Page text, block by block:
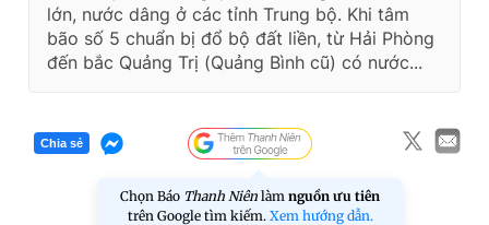
lớn, nước dâng ở các tỉnh Trung bộ. Khi tâm
bão số 5 chuẩn bị đổ bộ đất liền, từ Hải Phòng
đến bắc Quảng Trị (Quảng Bình cũ) có nước...
Chia sẻ
Chọn Báo Thanh Niên làm nguồn ưu tiên
trên Google tìm kiếm. Xem hướng dẫn.